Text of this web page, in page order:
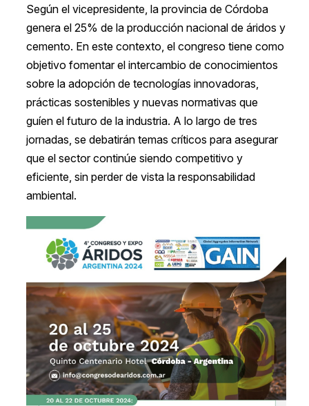
Según el vicepresidente, la provincia de Córdoba
genera el 25% de la producción nacional de áridos y
cemento. En este contexto, el congreso tiene como
objetivo fomentar el intercambio de conocimientos
sobre la adopción de tecnologías innovadoras,
prácticas sostenibles y nuevas normativas que
guíen el futuro de la industria. A lo largo de tres
jornadas, se debatirán temas críticos para asegurar
que el sector continúe siendo competitivo y
eficiente, sin perder de vista la responsabilidad
ambiental.